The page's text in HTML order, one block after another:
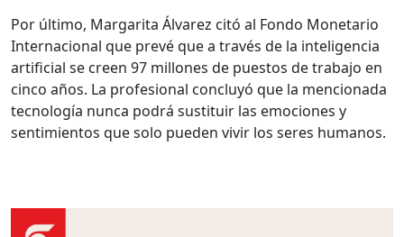
Por último, Margarita Álvarez citó al Fondo Monetario
Internacional que prevé que a través de la inteligencia
artificial se creen 97 millones de puestos de trabajo en
cinco años. La profesional concluyó que la mencionada
tecnología nunca podrá sustituir las emociones y
sentimientos que solo pueden vivir los seres humanos.